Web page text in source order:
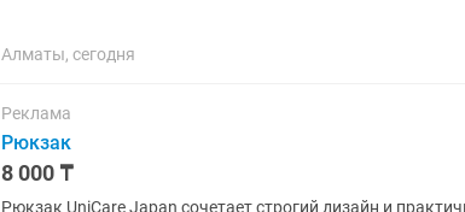
Алматы, сегодня
Реклама
Рюкзак
8 000 ₸
Рюкзак UniCare Japan сочетает строгий дизайн и